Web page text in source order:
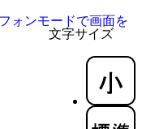
文字サイズ
ォンモードで画面を